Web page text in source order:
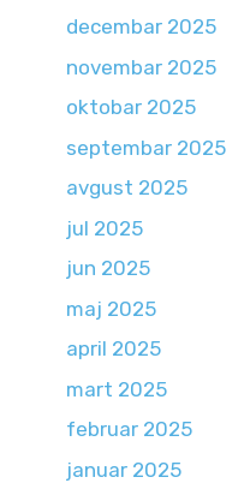
decembar 2025
novembar 2025
oktobar 2025
septembar 2025
avgust 2025
jul 2025
jun 2025
maj 2025
april 2025
mart 2025
februar 2025
januar 2025